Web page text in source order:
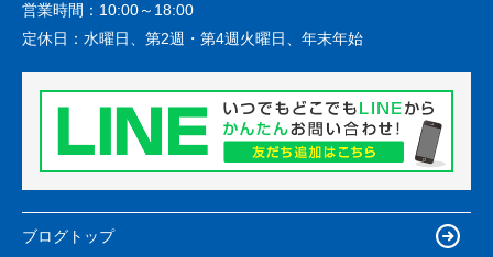
営業時間： 10:00～18:00
定休日： 水曜日、第2週・第4週火曜日、年末年始
ブログトップ